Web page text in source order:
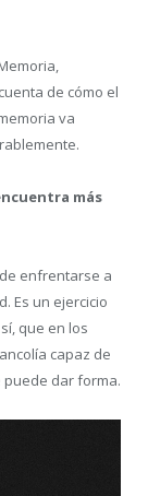
de cómo el
va
más
enfrentarse a
Es un ejercicio
que en los
capaz de
dar forma.